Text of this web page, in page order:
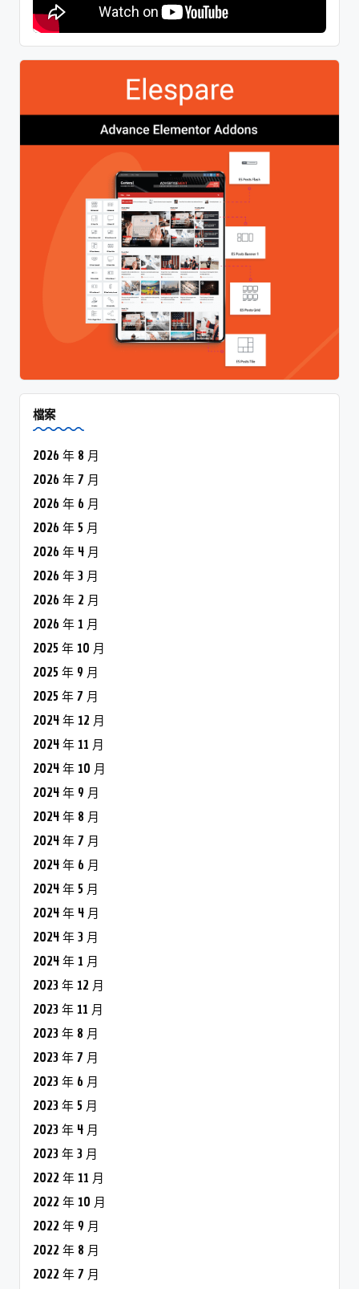
檔案
2026 年 8 月
2026 年 7 月
2026 年 6 月
2026 年 5 月
2026 年 4 月
2026 年 3 月
2026 年 2 月
2026 年 1 月
2025 年 10 月
2025 年 9 月
2025 年 7 月
2024 年 12 月
2024 年 11 月
2024 年 10 月
2024 年 9 月
2024 年 8 月
2024 年 7 月
2024 年 6 月
2024 年 5 月
2024 年 4 月
2024 年 3 月
2024 年 1 月
2023 年 12 月
2023 年 11 月
2023 年 8 月
2023 年 7 月
2023 年 6 月
2023 年 5 月
2023 年 4 月
2023 年 3 月
2022 年 11 月
2022 年 10 月
2022 年 9 月
2022 年 8 月
2022 年 7 月